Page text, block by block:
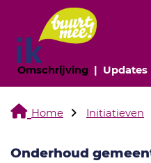
Omschrijving(huidige
Updates
Home Initiatieven
Onderhoud